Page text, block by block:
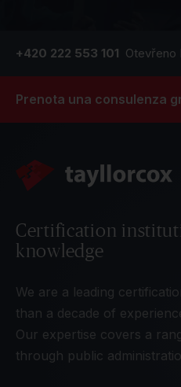
+420 222 553 101 Otevřeno
Prenota una consulenza
Certification
knowledge
We are a leading
than a decade of
Our expertise covers a
through public